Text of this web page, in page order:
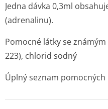
Jedna dávka 0,3ml
(adrenalinu).
Pomocné látky se
223), chlorid sodný
Úplný seznam pomocných